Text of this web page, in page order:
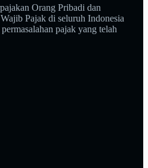
Orang Pribadi dan
Pajak di seluruh Indonesia
pajak yang telah